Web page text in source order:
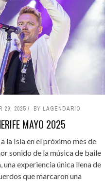
29, 2025 BY LAGENDARIO
MAYO 2025
la Isla en el próximo mes de
sonido de la música de baile
una experiencia única llena de
que marcaron una